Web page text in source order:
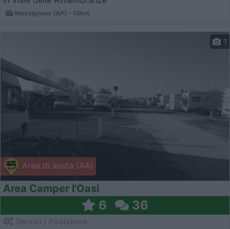
Massignano (AP) - 10km
Area di sosta (AA)
1
Area Camper l'Oasi
6 36